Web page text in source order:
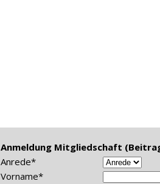
Anmeldung Mitgliedschaft
Anrede*
Vorname*